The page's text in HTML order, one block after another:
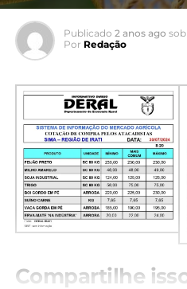
Publicado 2 anos ago
Por Redação
Compartilhe